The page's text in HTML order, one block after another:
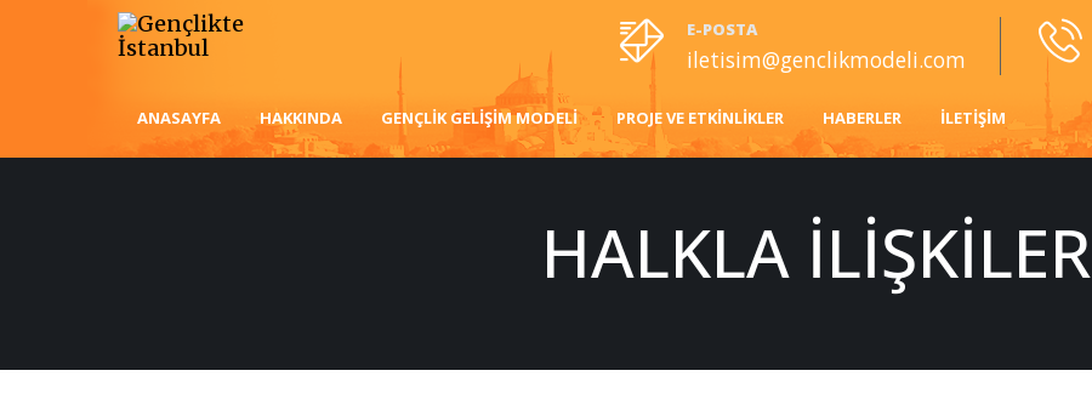
E-POSTA
iletisim@genclikmodeli.com
ANASAYFA HAKKINDA GENÇLIK GELIŞIM MODELI PROJE VE ETKINLIKLER HABERLER İLETIŞIM
HALKLA İLIŞKILER